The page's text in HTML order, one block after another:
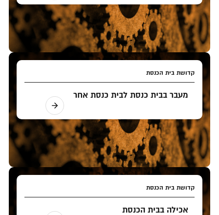
קדושת בית הכנסת
מעבר בבית כנסת לבית כנסת אחר
קדושת בית הכנסת
אכילה בבית הכנסת